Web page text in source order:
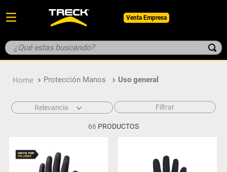
Venta Empresa
¿Qué estas buscando?
Protección Manos Uso general
Relevancia Filtrar
66 PRODUCTOS
1. botin